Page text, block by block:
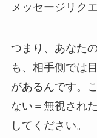
メッセージリク
つまり、あなた
も、相手側では
があるんです。
ない＝無視され
してください。